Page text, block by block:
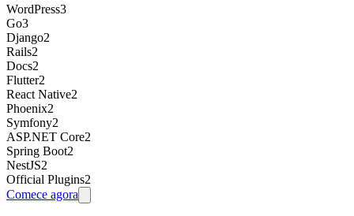
WordPress3
Go3
Django2
Rails2
Docs2
Flutter2
React Native2
Phoenix2
Symfony2
ASP.NET Core2
Spring Boot2
NestJS2
Official Plugins2
Comece agora